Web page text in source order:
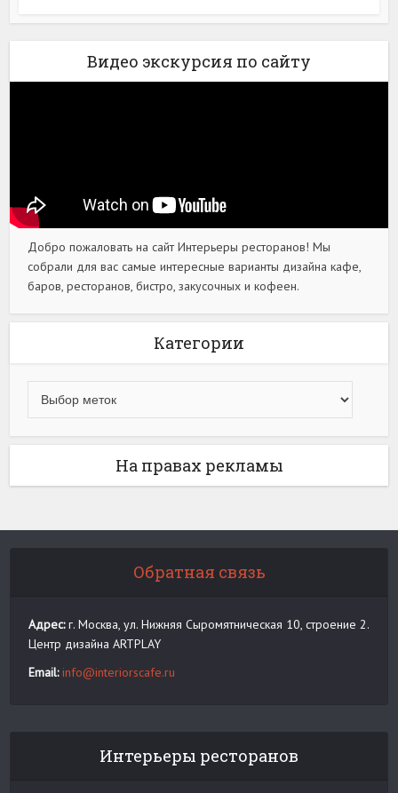
Видео экскурсия по сайту
Добро пожаловать на сайт Интерьеры ресторанов! Мы
собрали для вас самые интересные варианты дизайна кафе,
баров, ресторанов, бистро, закусочных и кофеен.
Категории
На правах рекламы
Обратная связь
Адрес:г. Москва, ул. Нижняя Сыромятническая 10, строение 2.
Центр дизайна ARTPLAY
Email: info@interiorscafe.ru
Интерьеры ресторанов